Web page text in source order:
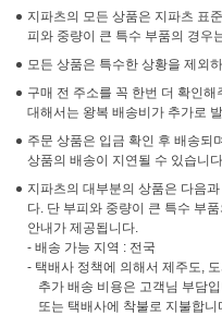
지파츠의 모든 상품은 지파츠 표
피와 중량이 큰 특수 부품의 경우
모든 상품은 특수한 상황을 제외
구매 전 주소를 꼭 한번 더 확인
대해서는 왕복 배송비가 추가로
주문 상품은 입금 확인 후 배송되
상품의 배송이 지연될 수 있습니
지파츠의 대부분의 상품은 다음
다. 단 부피와 중량이 큰 특수 부
안내가 제공됩니다.
- 배송 가능 지역 : 전국
- 택배사 정책에 의해서 제주도,
추가 배송 비용은 고객님 부담
또는 택배사에 착불로 지불합니